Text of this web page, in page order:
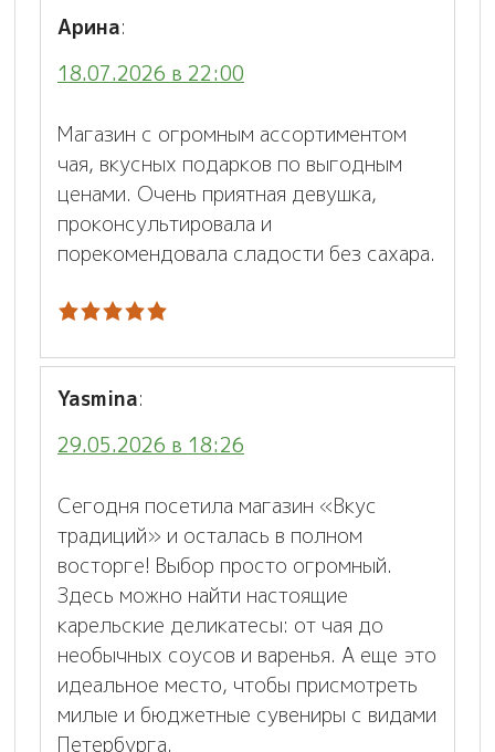
Арина:
18.07.2026 в 22:00
Магазин с огромным ассортиментом
чая, вкусных подарков по выгодным
ценами. Очень приятная девушка,
проконсультировала и
порекомендовала сладости без сахара.
Yasmina:
29.05.2026 в 18:26
Сегодня посетила магазин «Вкус
традиций» и осталась в полном
восторге! Выбор просто огромный.
Здесь можно найти настоящие
карельские деликатесы: от чая до
необычных соусов и варенья. А еще это
идеальное место, чтобы присмотреть
милые и бюджетные сувениры с видами
Петербурга.